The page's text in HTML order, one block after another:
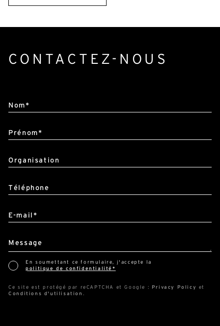
Nom*
Prénom*
Organisation
Téléphone
E-mail*
En soumettant ce formulaire, j'accepte la
Alternative: